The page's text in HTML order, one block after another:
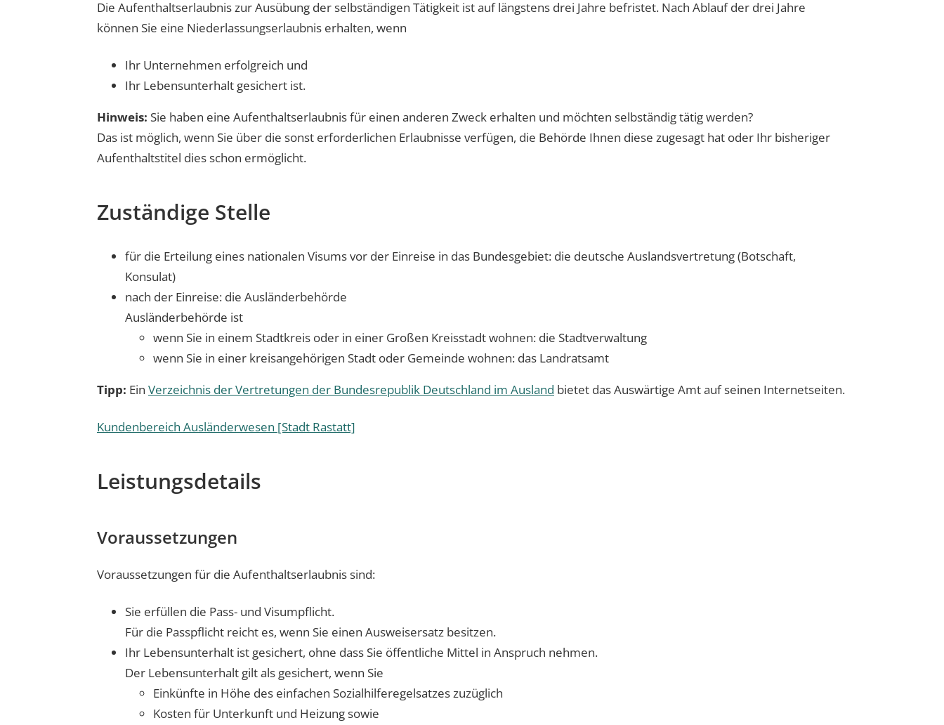
Die Aufenthaltserlaubnis zur Ausübung der selbständigen Tätigkeit ist auf längstens drei Jahre befristet. Nach Ablauf der drei Jahre
können Sie eine Niederlassungserlaubnis erhalten, wenn
Ihr Unternehmen erfolgreich und
Ihr Lebensunterhalt gesichert ist.
Hinweis: Sie haben eine Aufenthaltserlaubnis für einen anderen Zweck erhalten und möchten selbständig tätig werden?
Das ist möglich, wenn Sie über die sonst erforderlichen Erlaubnisse verfügen, die Behörde Ihnen diese zugesagt hat oder Ihr bisheriger
Aufenthaltstitel dies schon ermöglicht.
Zuständige Stelle
für die Erteilung eines nationalen Visums vor der Einreise in das Bundesgebiet: die deutsche Auslandsvertretung (Botschaft,
Konsulat)
nach der Einreise: die Ausländerbehörde
Ausländerbehörde ist
wenn Sie in einem Stadtkreis oder in einer Großen Kreisstadt wohnen: die Stadtverwaltung
wenn Sie in einer kreisangehörigen Stadt oder Gemeinde wohnen: das Landratsamt
Tipp: Ein Verzeichnis der Vertretungen der Bundesrepublik Deutschland im Ausland bietet das Auswärtige Amt auf seinen Internetseiten.
Kundenbereich Ausländerwesen [Stadt Rastatt]
Leistungsdetails
Voraussetzungen
Voraussetzungen für die Aufenthaltserlaubnis sind:
Sie erfüllen die Pass- und Visumpflicht.
Für die Passpflicht reicht es, wenn Sie einen Ausweisersatz besitzen.
Ihr Lebensunterhalt ist gesichert, ohne dass Sie öffentliche Mittel in Anspruch nehmen.
Der Lebensunterhalt gilt als gesichert, wenn Sie
Einkünfte in Höhe des einfachen Sozialhilferegelsatzes zuzüglich
Kosten für Unterkunft und Heizung sowie